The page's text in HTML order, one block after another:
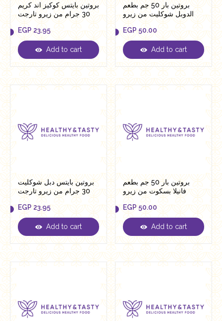
بروتين بايتس كوكيز اند كريم
30 جرام من زيرو تارجت
EGP 23.95
EGP 23.95
Add to cart
بروتين بار 50 جم بطعم
الدوبل شوكليت من زيرو
EGP 50.00
EGP 50.00
Add to cart
بروتين بايتس دبل شوكليت
30 جرام من زيرو تارجت
EGP 23.95
EGP 23.95
Add to cart
بروتين بار 50 جم بطعم
فانيلا بسكوت من زيرو
EGP 50.00
EGP 50.00
Add to cart